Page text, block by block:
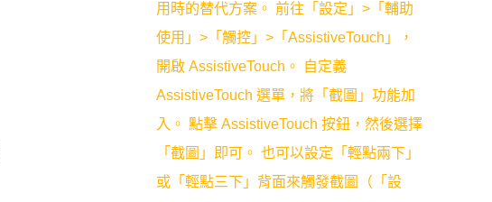
用時的替代方案。 前往「設定」>「輔助
使用」>「觸控」>「AssistiveTouch」，
開啟 AssistiveTouch。 自定義
AssistiveTouch 選單，將「截圖」功能加
入。 點擊 AssistiveTouch 按鈕，然後選擇
「截圖」即可。 也可以設定「輕點兩下」
或「輕點三下」背面來觸發截圖（「設